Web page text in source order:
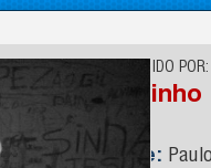
CONHECIDO POR:
Paulinho
Nome: